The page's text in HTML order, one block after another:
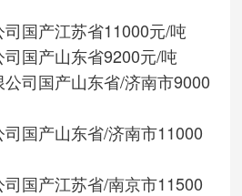
国产江苏省11000元/吨
国产山东省9200元/吨
司国产山东省/济南市9000
国产山东省/济南市11000
国产江苏省/南京市11500